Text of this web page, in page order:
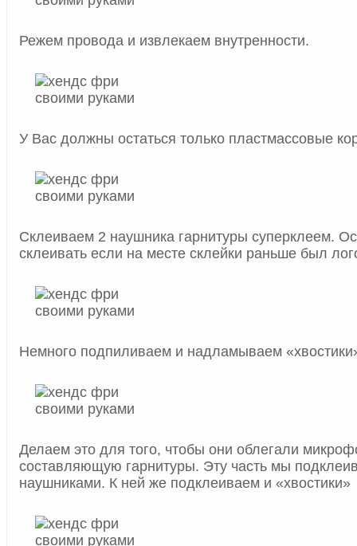
Режем провода и извлекаем внутренности.
У Вас должны остаться только пластмассовые
Склеиваем 2 наушника гарнитуры суперклеем.
склеивать если на месте склейки раньше был
Немного подпиливаем и надламываем
Делаем это для того, чтобы они облегали
составляющую гарнитуры. Эту часть мы
наушниками. К ней же подклеиваем и «хвостики»